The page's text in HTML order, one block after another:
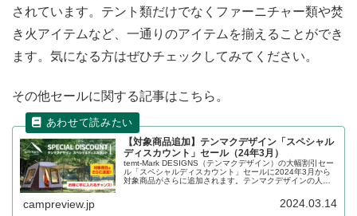
されています。テント類だけでなくファーニチャー類や焚
き火アイテムなど、一通りのアイテムを揃えることができ
ます。気になる方はぜひチェックしてみてください。
その他セールに関する記事はこちら。
【対象商品追加】テンマクデザイン「スペシャル
ディスカウント」セール（24年3月）
temt-Mark DESIGNS（テンマクデザイン）の大幅割引セー
ル「スペシャルディスカウント」セールに2024年3月から
対象商品がさらに追加されます。テンマクデザインの人気
campreview.jp 2024.03.14